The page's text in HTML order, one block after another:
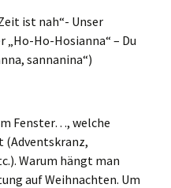
ist nah“- Unser
„Ho-Ho-Hosianna“ – Du
sannanina“)
Fenster…, welche
(Adventskranz,
Warum hängt man
auf Weihnachten. Um